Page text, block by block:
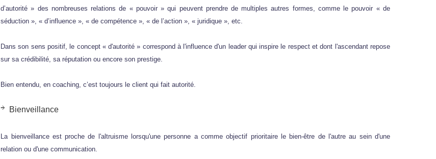
d’autorité » des nombreuses relations de « pouvoir » qui peuvent prendre de multiples autres formes, comme le pouvoir « de
séduction », « d’influence », « de compétence », « de l’action », « juridique », etc.
Dans son sens positif, le concept « d'autorité » correspond à l'influence d'un leader qui inspire le respect et dont l'ascendant repose
sur sa crédibilité, sa réputation ou encore son prestige.
Bien entendu, en coaching, c’est toujours le client qui fait autorité.
Bienveillance
La bienveillance est proche de l'altruisme lorsqu'une personne a comme objectif prioritaire le bien-être de l'autre au sein d'une
relation ou d'une communication.